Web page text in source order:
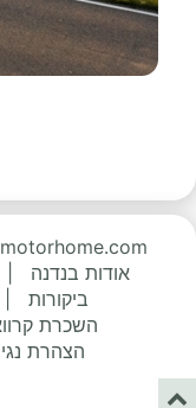
אודות בנדנה
ביקורות
השכרת
הצהרת